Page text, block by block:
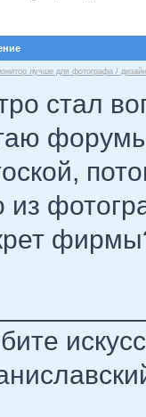
лучше для фотографа /
стал
из